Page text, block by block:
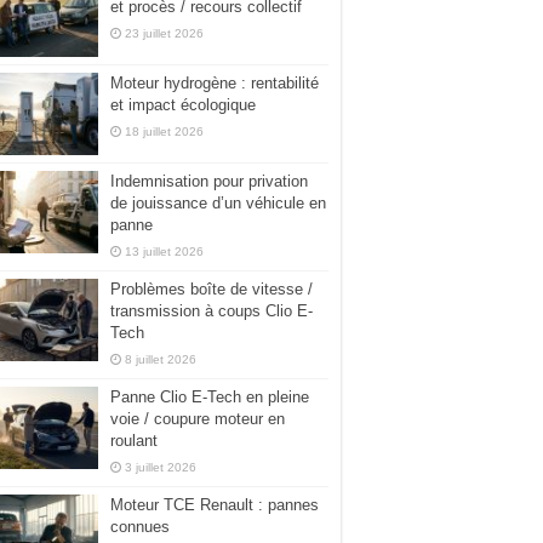
et procès / recours collectif
23 juillet 2026
Moteur hydrogène : rentabilité
et impact écologique
18 juillet 2026
Indemnisation pour privation
de jouissance d’un véhicule en
panne
13 juillet 2026
Problèmes boîte de vitesse /
transmission à coups Clio E-
Tech
8 juillet 2026
Panne Clio E-Tech en pleine
voie / coupure moteur en
roulant
3 juillet 2026
Moteur TCE Renault : pannes
connues